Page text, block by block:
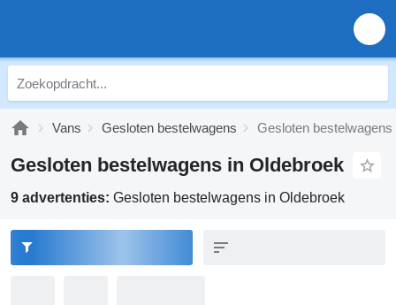
Vans Gesloten bestelwagens Gesloten
Gesloten bestelwagens in Oldebroek
9 advertenties: Gesloten bestelwagens in Oldebroek